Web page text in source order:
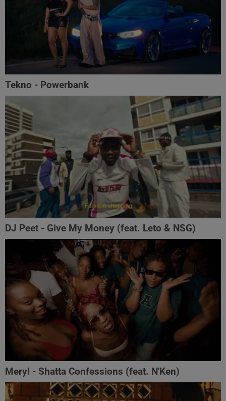
Tekno - Powerbank
DJ Peet - Give My Money (feat. Leto & NSG)
Meryl - Shatta Confessions (feat. N'Ken)